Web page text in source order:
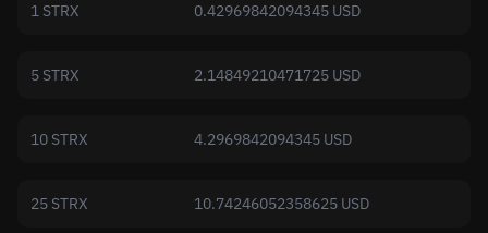
1 STRX 0.42969842094345 USD
5 STRX 2.14849210471725 USD
10 STRX 4.2969842094345 USD
25 STRX 10.74246052358625 USD